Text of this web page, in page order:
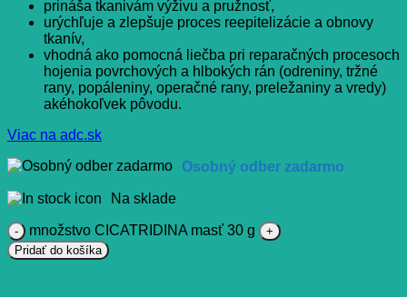
prináša tkanivám výživu a pružnosť,
urýchľuje a zlepšuje proces reepitelizácie a obnovy
tkanív,
vhodná ako pomocná liečba pri reparačných procesoch
hojenia povrchových a hlbokých rán (odreniny, tržné
rany, popáleniny, operačné rany, preležaniny a vredy)
akéhokoľvek pôvodu.
Viac na adc.sk
Osobný odber zadarmo
Na sklade
množstvo CICATRIDINA masť 30 g
Pridať do košíka